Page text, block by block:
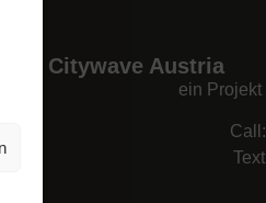
Citywave Austria
ein Projekt